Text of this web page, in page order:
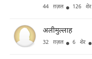
44 ग़ज़ल 126 शेर
अलीमुल्लाह
32 ग़ज़ल 6 शेर